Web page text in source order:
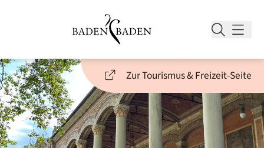
Zur Tourismus & Freizeit-Seite